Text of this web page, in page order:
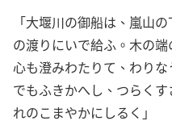
「大堰川の御船は、嵐山
の渡りにいで給ふ。木の
心も澄みわたりて、わり
でもふきかへし、つらく
れのこまやかにしるく」